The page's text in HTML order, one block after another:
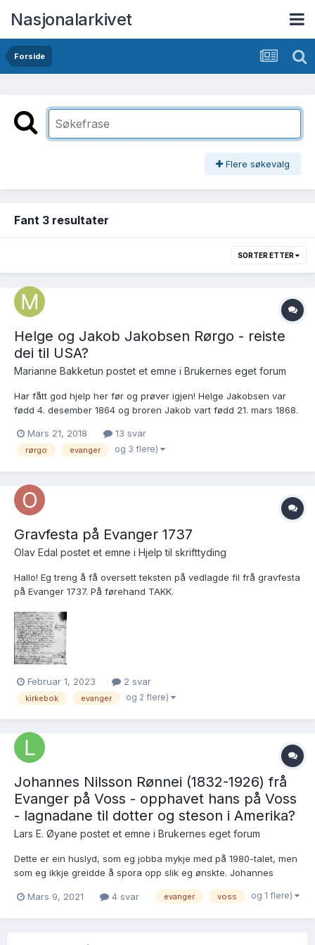
Nasjonalarkivet
Forside
Flere søkevalg
Fant 3 resultater
SORTER ETTER
Helge og Jakob Jakobsen Rørgo - reiste
dei til USA?
Marianne Bakketun postet et emne i Brukernes eget forum
Har fått god hjelp her før og prøver igjen! Helge Jakobsen var
fødd 4. desember 1864 og broren Jakob vart fødd 21. mars 1868.
ligg nord/aust for Bolstadøyri, ca 3 mil vest for Vossevangen. I
fylgje emigrantliste ser det ut som Helge re...
Mars 21, 2018 13 svar
rørgo evanger og 3 flere)
Gravfesta på Evanger 1737
Olav Edal postet et emne i Hjelp til skrifttyding
Hallo! Eg treng å få oversett teksten på vedlagde fil frå gravfesta
på Evanger 1737. På førehand TAKK.
Februar 1, 2023 2 svar
kirkebok evanger og 2 flere)
Johannes Nilsson Rønnei (1832-1926) frå
Evanger på Voss - opphavet hans på Voss
- lagnadane til dotter og steson i Amerika?
Lars E. Øyane postet et emne i Brukernes eget forum
Dette er ein huslyd, som eg jobba mykje med på 1980-talet, men
som eg ikkje greidde å spora opp slik eg ønskte. Johannes
gongar og hadde tre born. Dessutan hadde andre kona, som var
Mars 9, 2021 4 svar evanger voss og 1 flere)